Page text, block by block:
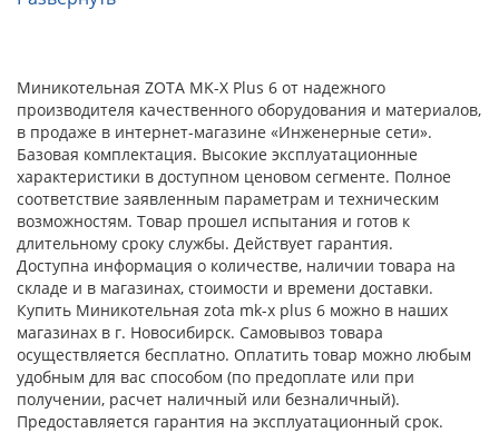
Миникотельная ZOTA MK-X Plus 6 от надежного
производителя качественного оборудования и материалов,
в продаже в интернет-магазине «Инженерные сети».
Базовая комплектация. Высокие эксплуатационные
характеристики в доступном ценовом сегменте. Полное
соответствие заявленным параметрам и техническим
возможностям. Товар прошел испытания и готов к
длительному сроку службы. Действует гарантия.
Доступна информация о количестве, наличии товара на
складе и в магазинах, стоимости и времени доставки.
Купить Миникотельная zota mk-x plus 6 можно в наших
магазинах в г. Новосибирск. Самовывоз товара
осуществляется бесплатно. Оплатить товар можно любым
удобным для вас способом (по предоплате или при
получении, расчет наличный или безналичный).
Предоставляется гарантия на эксплуатационный срок.